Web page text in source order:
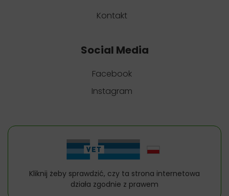
Kontakt
Social Media
Facebook
Instagram
Kliknij żeby sprawdzić, czy ta strona internetowa
działa zgodnie z prawem